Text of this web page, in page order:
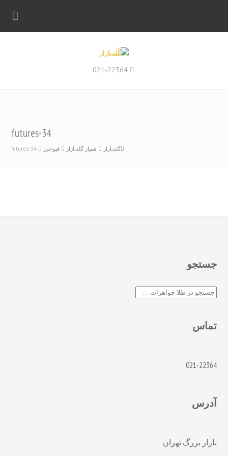
futures-34
گلدبازار همیار گلدبازار فیوچرز futures-34
جستجو
جستجو
تماس
021-22364
آدرس
بازار بزرگ تهران